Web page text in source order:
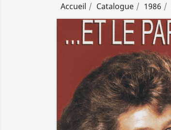
Accueil Catalogue 1986